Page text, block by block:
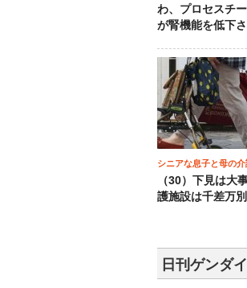
わ、プロセスチ
が腎機能を低下
シニアな息子と母の
（30）下見は大
護施設は千差万別
日刊ゲンダ